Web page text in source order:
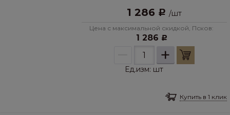
1 286 Р /шт
Цена с максимальной скидкой, Псков:
1 286 Р
+
Ед.изм: шт
Купить в 1 клик